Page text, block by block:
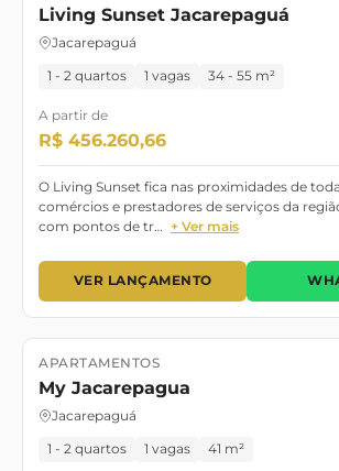
Living Sunset Jacarepaguá
Jacarepaguá
1 - 2 quartos 1 vagas 34 - 55 m²
A partir de
R$ 456.260,66
O Living Sunset fica nas proximidades de
comércios e prestadores de serviços da
com pontos de tr… + Ver mais
VER LANÇAMENTO
Lançamento
APARTAMENTOS
My Jacarepagua
Jacarepaguá
1 - 2 quartos 1 vagas 41 m²